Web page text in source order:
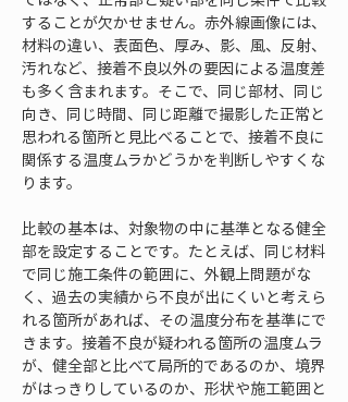
することが欠かせません。赤外線画像には、
材料の違い、表面色、厚み、影、風、反射、
汚れなど、接着不良以外の要因による温度差
も多く含まれます。そこで、同じ部材、同じ
向き、同じ時間、同じ距離で撮影した正常と
思われる箇所と見比べることで、接着不良に
関係する温度ムラかどうかを判断しやすくな
ります。
比較の基本は、対象物の中に基準となる健全
部を設定することです。たとえば、同じ材料
で同じ施工条件の範囲に、外観上問題がな
く、過去の実績から不良が出にくいと考えら
れる箇所があれば、その温度分布を基準にで
きます。接着不良が疑われる箇所の温度ムラ
が、健全部と比べて局所的であるのか、境界
がはっきりしているのか、形状や施工範囲と